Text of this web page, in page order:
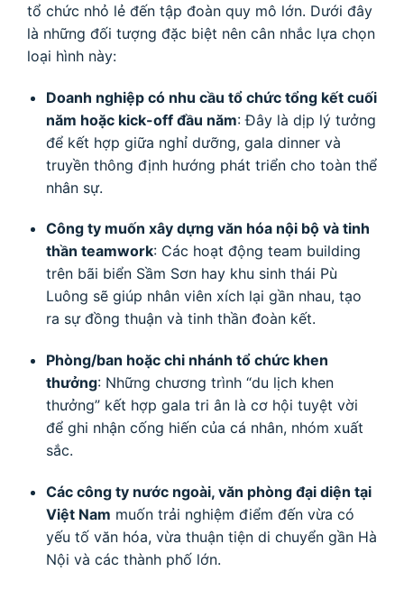
tổ chức nhỏ lẻ đến tập đoàn quy mô lớn. Dưới đây
là những đối tượng đặc biệt nên cân nhắc lựa chọn
loại hình này:
Doanh nghiệp có nhu cầu tổ chức tổng kết cuối
năm hoặc kick-off đầu năm: Đây là dịp lý tưởng
để kết hợp giữa nghỉ dưỡng, gala dinner và
truyền thông định hướng phát triển cho toàn thể
nhân sự.
Công ty muốn xây dựng văn hóa nội bộ và tinh
thần teamwork: Các hoạt động team building
trên bãi biển Sầm Sơn hay khu sinh thái Pù
Luông sẽ giúp nhân viên xích lại gần nhau, tạo
ra sự đồng thuận và tinh thần đoàn kết.
Phòng/ban hoặc chi nhánh tổ chức khen
thưởng: Những chương trình “du lịch khen
thưởng” kết hợp gala tri ân là cơ hội tuyệt vời
để ghi nhận cống hiến của cá nhân, nhóm xuất
sắc.
Các công ty nước ngoài, văn phòng đại diện tại
Việt Nam muốn trải nghiệm điểm đến vừa có
yếu tố văn hóa, vừa thuận tiện di chuyển gần Hà
Nội và các thành phố lớn.